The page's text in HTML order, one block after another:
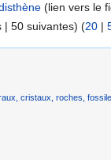
(lien vers le
| 50 suivantes) (20 |
cristaux, roches,